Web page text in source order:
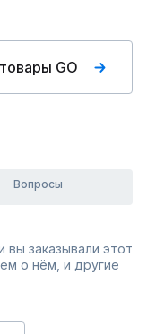
GO
Вопросы
вы заказывали этот
о нём, и другие